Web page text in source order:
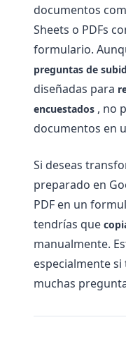
documentos
Sheets o PDFs
formulario.
preguntas de
diseñadas para
encuestados , no
documentos en
Si deseas
preparado en
PDF en un
tendrías que
manualmente.
especialmente
muchas